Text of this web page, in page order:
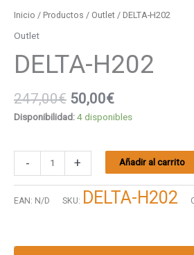
Inicio / Productos / Outlet / DELTA-H202
Outlet
DELTA-H202
247,00€ 50,00€
Disponibilidad:4 disponibles
- + Añadir al carrito
EAN: N/D SKU: DELTA-H202